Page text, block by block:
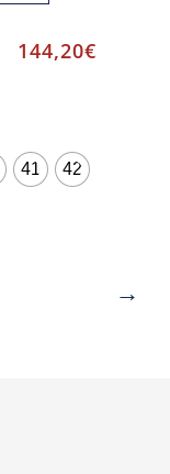
144,20€
41 42
→